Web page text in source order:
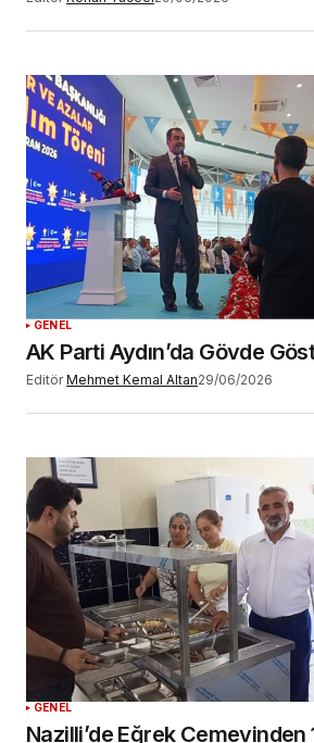
GENEL
AK Parti Aydın’da Gövde
Editör Mehmet Kemal Altan29/06/2026
GENEL
Nazilli’de Eğrek Cemevinden